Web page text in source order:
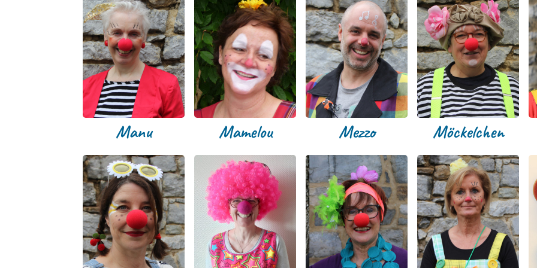
Manu Mamelou Mezzo Möckelchen